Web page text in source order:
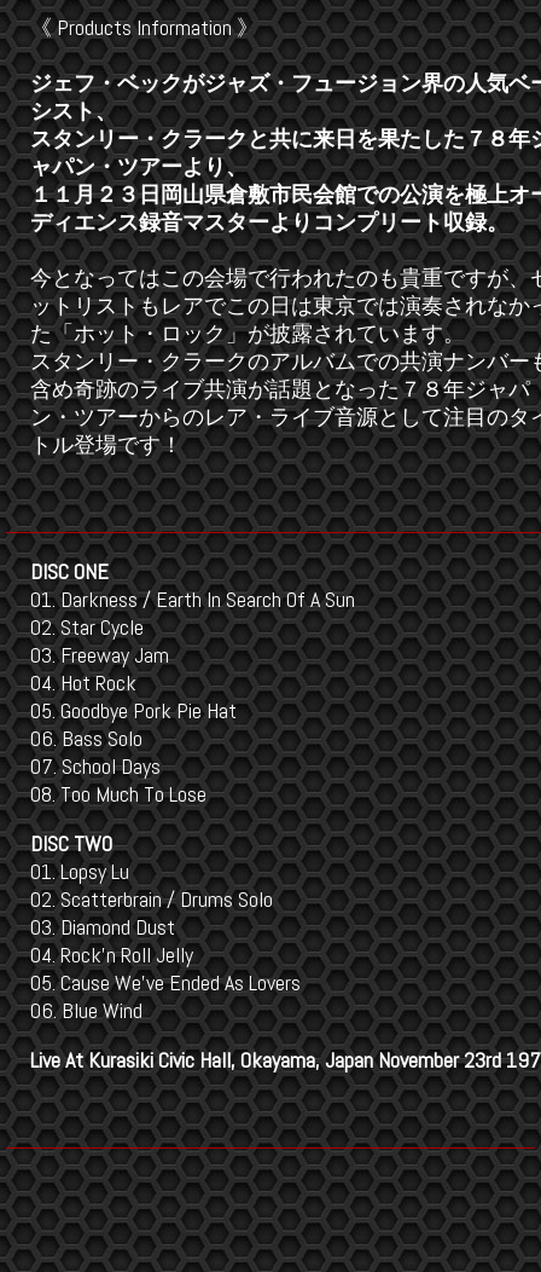
《 Products Information 》
ジェフ・ベックがジャズ・フュージョン界の人気ベ
シスト、
スタンリー・クラークと共に来日を果たした７８年
ャパン・ツアーより、
１１月２３日岡山県倉敷市民会館での公演を極上オ
ディエンス録音マスターよりコンプリート収録。
今となってはこの会場で行われたのも貴重ですが、
ットリストもレアでこの日は東京では演奏されなか
た「ホット・ロック」が披露されています。
スタンリー・クラークのアルバムでの共演ナンバー
含め奇跡のライブ共演が話題となった７８年ジャパ
ン・ツアーからのレア・ライブ音源として注目のタ
トル登場です！
DISC ONE
01. Darkness / Earth In Search Of A Sun
02. Star Cycle
03. Freeway Jam
04. Hot Rock
05. Goodbye Pork Pie Hat
06. Bass Solo
07. School Days
08. Too Much To Lose
DISC TWO
01. Lopsy Lu
02. Scatterbrain / Drums Solo
03. Diamond Dust
04. Rock'n Roll Jelly
05. Cause We've Ended As Lovers
06. Blue Wind
Live At Kurasiki Civic Hall, Okayama, Japan November 23rd